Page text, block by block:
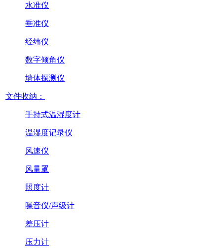
水准仪
垂准仪
经纬仪
数字倾角仪
墙体探测仪
文件收纳：
手持式温湿度计
温湿度记录仪
风速仪
风量罩
照度计
噪音仪/声级计
差压计
压力计